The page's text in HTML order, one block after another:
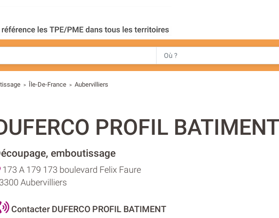
> Île-De-France > Aubervilliers
PROFIL BATIMENT
emboutissage
173 A 179 173 boulevard Felix Faure
Aubervilliers
Contacter DUFERCO PROFIL BATIMENT